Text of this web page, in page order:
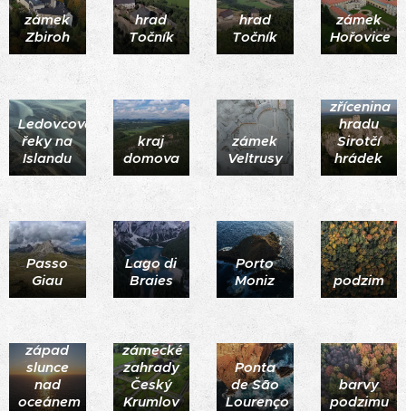
zámek
Zbiroh
hrad
Točník
hrad
Točník
zámek
Hořovice
Ledovcové
řeky na
Islandu
kraj
domova
zámek
Veltrusy
zřícenina
hradu
Sirotčí
hrádek
Passo
Giau
Lago di
Braies
Porto
Moniz
podzim
západ
slunce
nad
oceánem
zámecké
zahrady
Český
Krumlov
Ponta
de São
Lourenço
barvy
podzimu